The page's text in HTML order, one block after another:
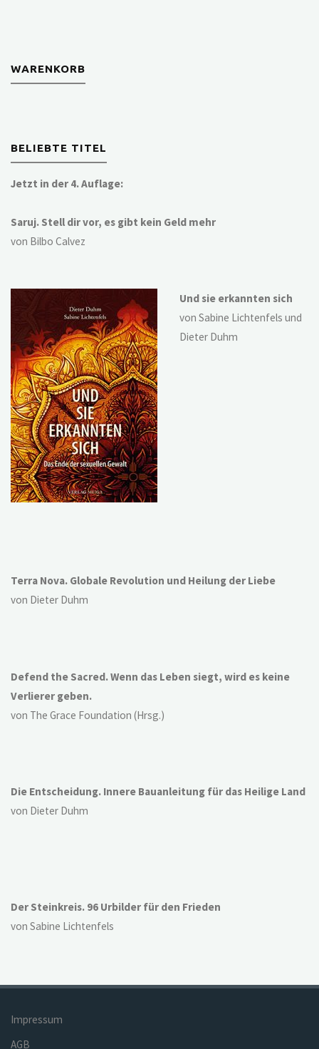
WARENKORB
BELIEBTE TITEL
Jetzt in der 4. Auflage:
Saruj. Stell dir vor, es gibt kein Geld mehr
von Bilbo Calvez
Und sie erkannten sich
von Sabine Lichtenfels und
Dieter Duhm
Terra Nova. Globale Revolution und Heilung der Liebe
von Dieter Duhm
Defend the Sacred. Wenn das Leben siegt, wird es keine
Verlierer geben.
von The Grace Foundation (Hrsg.)
Die Entscheidung. Innere Bauanleitung für das Heilige Land
von Dieter Duhm
Der Steinkreis. 96 Urbilder für den Frieden
von Sabine Lichtenfels
Impressum
AGB